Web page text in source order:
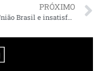
PRÓXIMO
Racha no União Brasil e insatisfação de Pedro Lucas, diz O Globo